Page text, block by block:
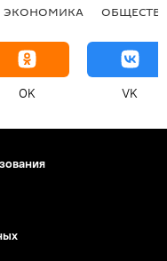
ЭКОНОМИКА
OK VK